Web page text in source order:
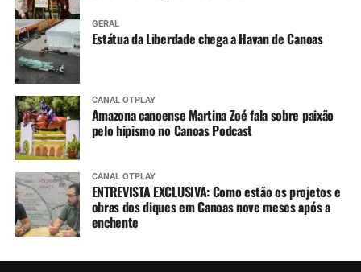
GERAL
Estátua da Liberdade chega a Havan de Canoas
CANAL OTPLAY
Amazona canoense Martina Zoé fala sobre paixão
pelo hipismo no Canoas Podcast
CANAL OTPLAY
ENTREVISTA EXCLUSIVA: Como estão os projetos e
obras dos diques em Canoas nove meses após a
enchente